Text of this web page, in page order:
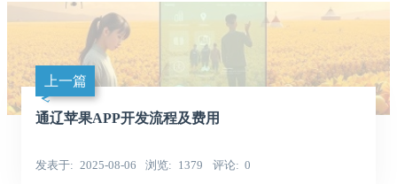
上一篇
通辽苹果APP开发流程及费用
发表于 2025-08-06 浏览 1379 评论 0